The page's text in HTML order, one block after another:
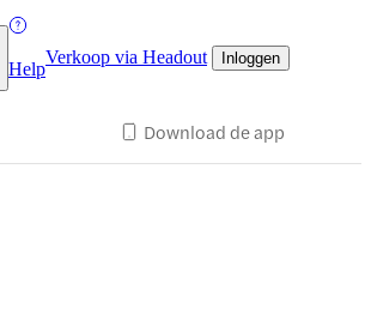
Help
Verkoop via Headout Inloggen
Download de app